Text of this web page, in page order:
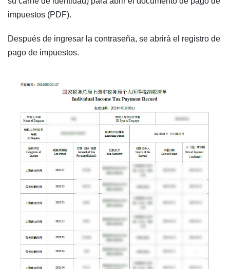
impuestos (PDF).
Después de ingresar la contraseña, se abrirá el registro de
pago de impuestos.